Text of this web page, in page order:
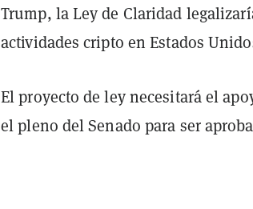
Trump, la Ley de Claridad
actividades cripto en Estados
El proyecto de ley necesitará el
el pleno del Senado para ser